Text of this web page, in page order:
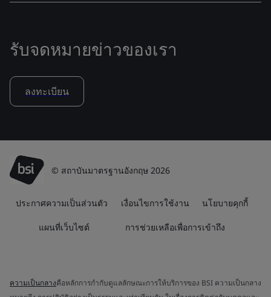
รับจดหมายข่าวของเรา
ลงทะเบียน
© สถาบันมาตรฐานอังกฤษ 2026
ประกาศความเป็นส่วนตัว เงื่อนไขการใช้งาน นโยบายคุกกี้
แผนที่เว็บไซต์ การช่วยเหลือเพื่อการเข้าถึง
ความเป็นกลางคือหลักการกำกับดูแลลักษณะการให้บริการของ BSI ความเป็นกลาง